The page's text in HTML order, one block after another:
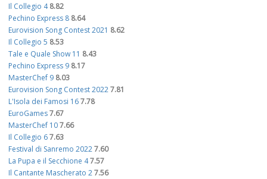
Il Collegio 4 8.82
Pechino Express 8 8.64
Eurovision Song Contest 2021 8.62
Il Collegio 5 8.53
Tale e Quale Show 11 8.43
Pechino Express 9 8.17
MasterChef 9 8.03
Eurovision Song Contest 20227.81
L'Isola dei Famosi 167.78
EuroGames7.67
MasterChef 107.66
Il Collegio 67.63
Festival di Sanremo 20227.60
La Pupa e il Secchione 47.57
Il Cantante Mascherato 27.56